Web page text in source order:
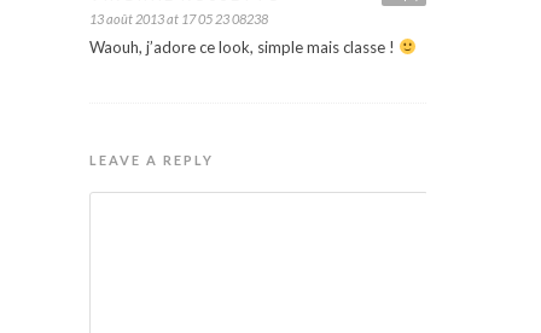
13 août 2013 at 17 05 23 08238
Waouh, j’adore ce look, simple mais classe !
LEAVE A REPLY